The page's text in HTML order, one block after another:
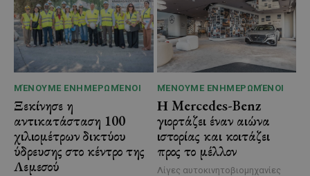
ΜΈΝΟΥΜΕ ΕΝΗΜΕΡΩΜΈΝΟΙ
Ξεκίνησε η
αντικατάσταση 100
χιλιομέτρων δικτύου
ύδρευσης στο κέντρο της
Λεμεσού
ΜΈΝΟΥΜΕ ΕΝΗΜΕΡΩΜΈΝΟΙ
Η Mercedes-Benz
γιορτάζει έναν αιώνα
ιστορίας και κοιτάζει
προς το μέλλον
Λίγες αυτοκινητοβιομηχανίες